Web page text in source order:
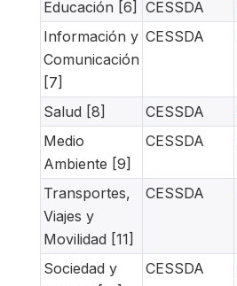
Educación [6] CESSDA
Información y
Comunicación
[7]
CESSDA
Salud [8] CESSDA
Medio
Ambiente [9]
CESSDA
Transportes,
Viajes y
Movilidad [11]
CESSDA
Sociedad y
CESSDA